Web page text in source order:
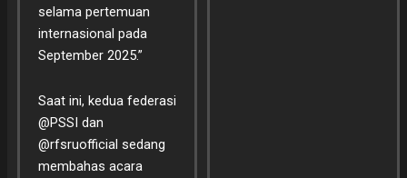
selama pertemuan
internasional pada
September 2025.”
Saat ini, kedua federasi
@PSSI dan
@rfsruofficial sedang
membahas acara